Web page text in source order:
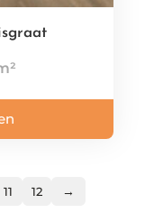
11 12 →